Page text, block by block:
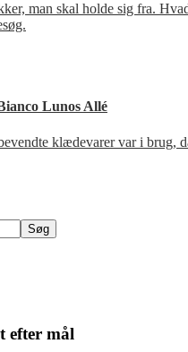
man skal holde sig fra.
Lunos Allé
klædevarer var i
efter mål